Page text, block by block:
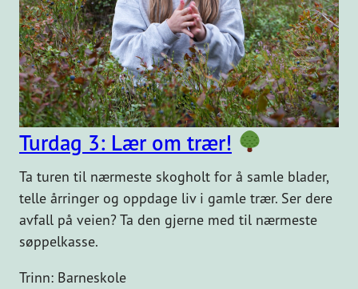
Turdag 3: Lær om trær!
Ta turen til nærmeste skogholt for å samle blader,
telle årringer og oppdage liv i gamle trær. Ser dere
avfall på veien? Ta den gjerne med til nærmeste
søppelkasse.
Trinn: Barneskole